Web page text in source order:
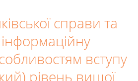
справи та
вступу
рівень вищої